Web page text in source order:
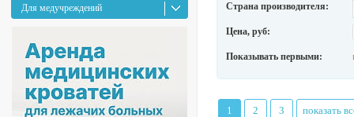
Для медучреждений
Страна производителя:
Цена, руб:
Показывать первыми:
1 2 3 показать